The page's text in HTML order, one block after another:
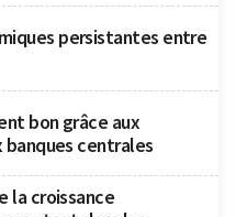
persistantes entre
bon grâce aux
centrales
la croissance